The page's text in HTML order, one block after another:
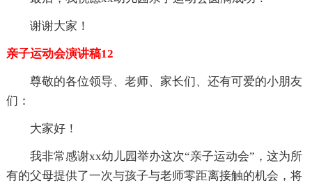
谢谢大家！
亲子运动会演讲稿12
尊敬的各位领导、老师、家长们、还有可爱的小朋友
们：
大家好！
我非常感谢xx幼儿园举办这次“亲子运动会”，这为所
有的父母提供了一次与孩子与老师零距离接触的机会，将